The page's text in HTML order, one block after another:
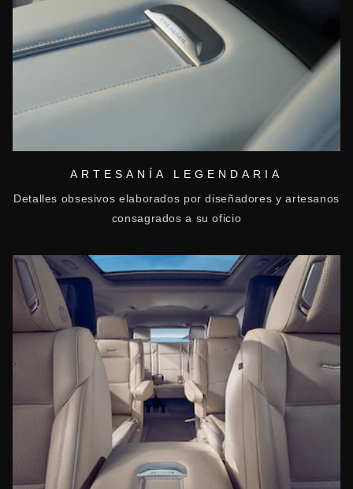
ARTESANÍA LEGENDARIA
Detalles obsesivos elaborados por diseñadores y artesanos
consagrados a su oficio